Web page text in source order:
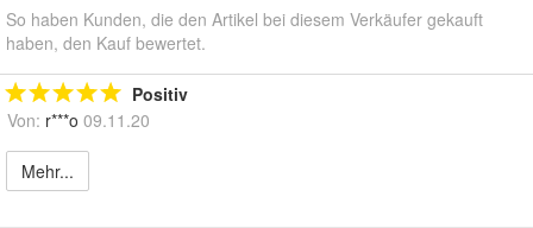
So haben Kunden, die den Artikel bei diesem Verkäufer gekauft
haben, den Kauf bewertet.
Positiv
Von: r***o 09.11.20
Mehr...